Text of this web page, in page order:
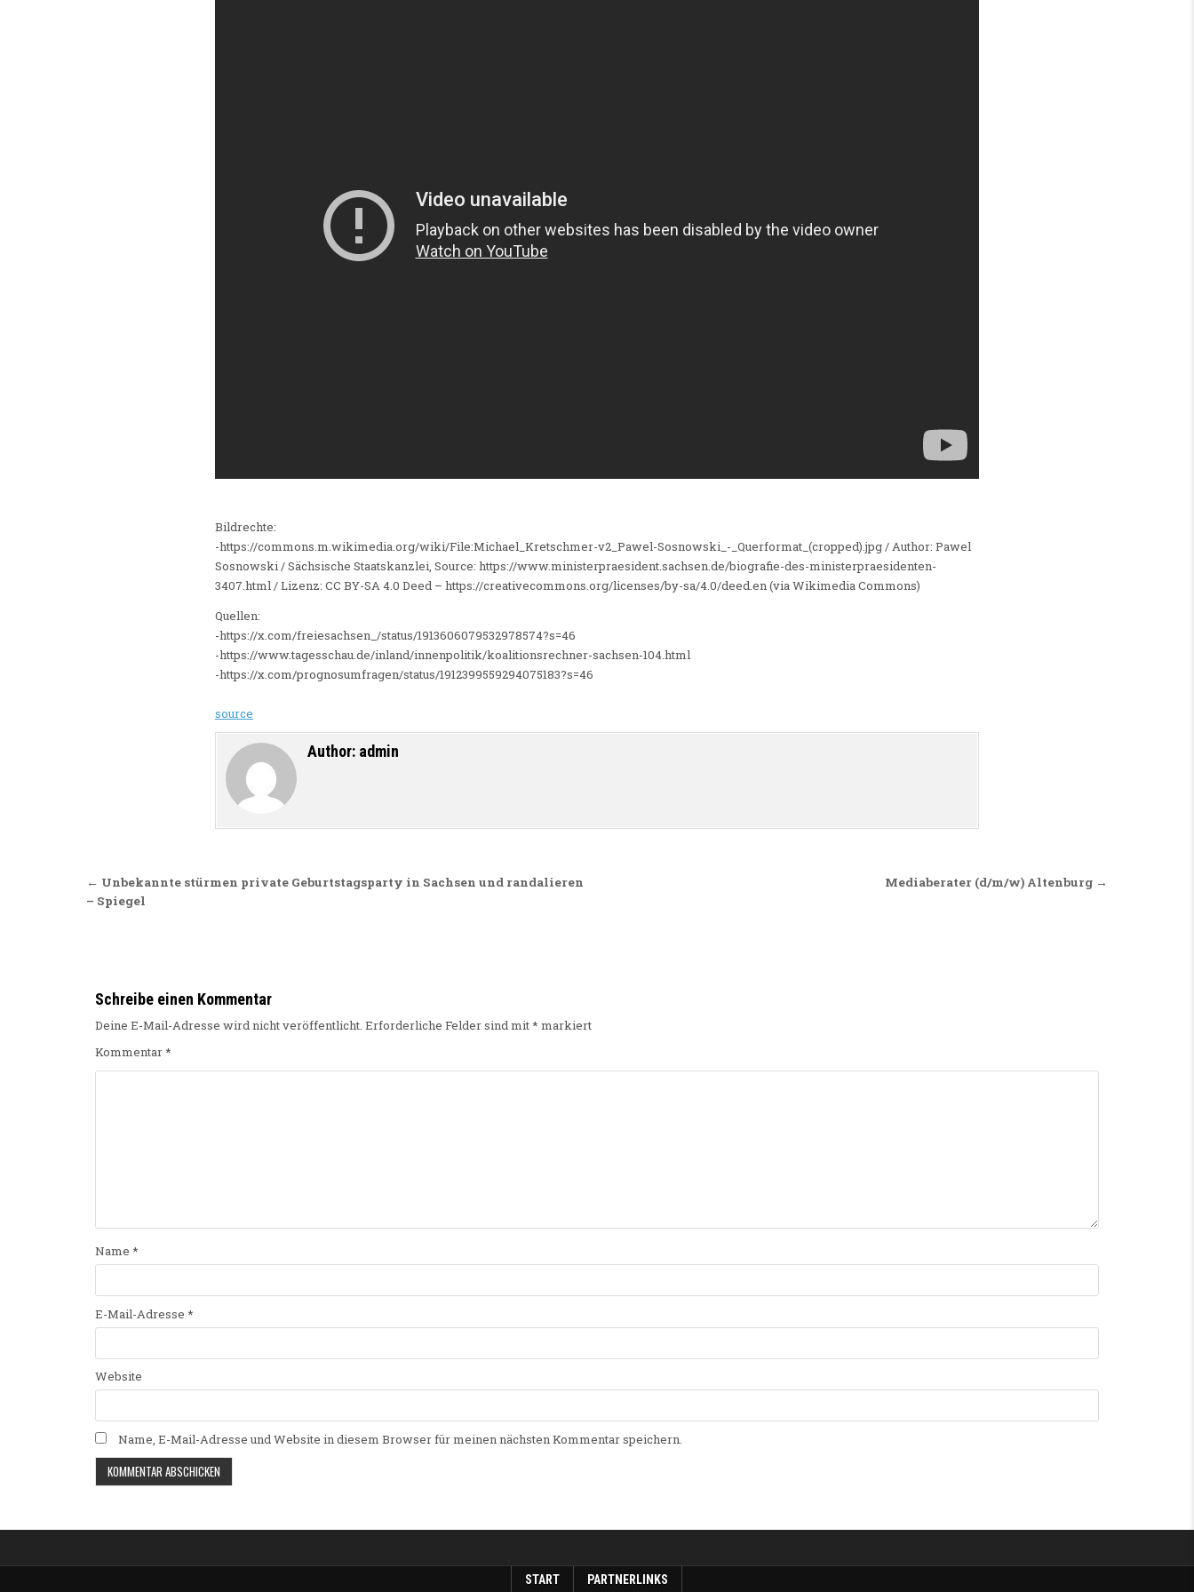
Bildrechte:
-https://commons.m.wikimedia.org/wiki/File:Michael_Kretschmer-v2_Pawel-Sosnowski_-_Querformat_(cropped).jpg / Author: Pawel
Sosnowski / Sächsische Staatskanzlei, Source: https://www.ministerpraesident.sachsen.de/biografie-des-ministerpraesidenten-
3407.html / Lizenz: CC BY-SA 4.0 Deed – https://creativecommons.org/licenses/by-sa/4.0/deed.en (via Wikimedia Commons)
Quellen:
-https://x.com/freiesachsen_/status/1913606079532978574?s=46
-https://www.tagesschau.de/inland/innenpolitik/koalitionsrechner-sachsen-104.html
-https://x.com/prognosumfragen/status/1912399559294075183?s=46
source
Author: admin
Beitragsnavigation Mediaberater (d/m/w) Altenburg →
← Unbekannte stürmen private Geburtstagsparty in Sachsen und randalieren
– Spiegel
Schreibe einen Kommentar
Deine E-Mail-Adresse wird nicht veröffentlicht. Erforderliche Felder sind mit* markiert
Kommentar*
Name *
E-Mail-Adresse *
Website
Name, E-Mail-Adresse und Website in diesem Browser für meinen nächsten Kommentar speichern.
START PARTNERLINKS